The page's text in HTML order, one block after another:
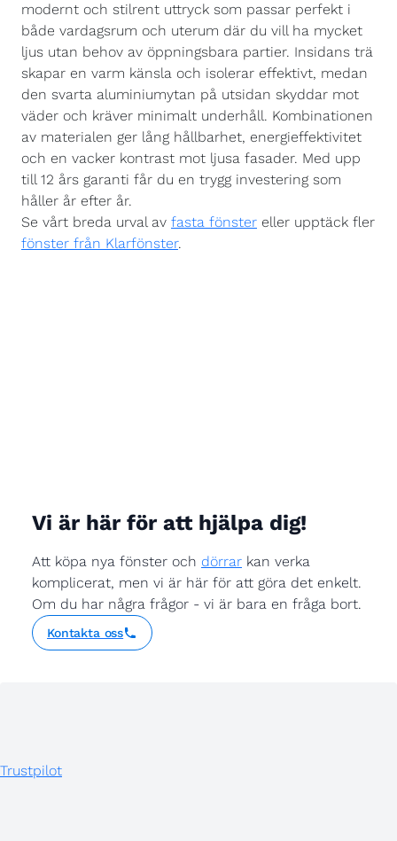
modernt och stilrent uttryck som passar perfekt i
både vardagsrum och uterum där du vill ha mycket
ljus utan behov av öppningsbara partier. Insidans trä
skapar en varm känsla och isolerar effektivt, medan
den svarta aluminiumytan på utsidan skyddar mot
väder och kräver minimalt underhåll. Kombinationen
av materialen ger lång hållbarhet, energieffektivitet
och en vacker kontrast mot ljusa fasader. Med upp
till 12 års garanti får du en trygg investering som
håller år efter år.
Se vårt breda urval av fasta fönster eller upptäck fler
fönster från Klarfönster.
Vi är här för att hjälpa dig!
Att köpa nya fönster och dörrar kan verka
komplicerat, men vi är här för att göra det enkelt.
Om du har några frågor - vi är bara en fråga bort.
Kontakta oss
Trustpilot